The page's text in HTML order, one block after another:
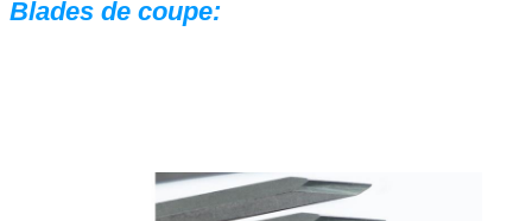
Blades de coupe: